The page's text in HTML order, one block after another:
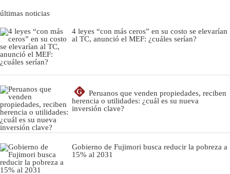
últimas noticias
4 leyes “con más ceros” en su costo se elevarían
al TC, anunció el MEF: ¿cuáles serían?
G
Peruanos que venden propiedades, reciben
herencia o utilidades: ¿cuál es su nueva
inversión clave?
Gobierno de Fujimori busca reducir la pobreza a
15% al 2031